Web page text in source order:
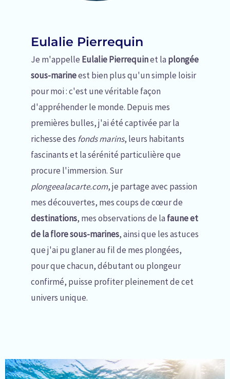
Eulalie Pierrequin
Je m'appelle Eulalie Pierrequinet laplongée
sous-marineest bien plus qu'un simple loisir
pour moi : c'est une véritable façon
d'appréhender le monde. Depuis mes
premières bulles, j'ai été captivée par la
richesse des fonds marins, leurs habitants
fascinants et la sérénité particulière que
procure l'immersion. Sur
plongeealacarte.com, je partage avec passion
mes découvertes, mes coups de cœur de
destinations, mes observations de lafaune et
de la flore sous-marines, ainsi que les astuces
que j'ai pu glaner au fil de mes plongées,
pour que chacun, débutant ou plongeur
confirmé, puisse profiter pleinement de cet
univers unique.